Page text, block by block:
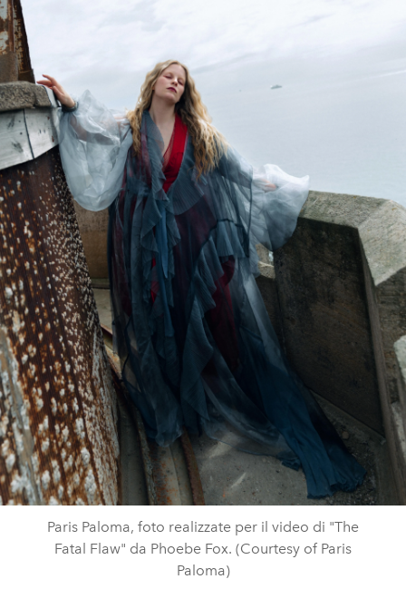
Paris Paloma, foto realizzate per il video di "The
Fatal Flaw" da Phoebe Fox. (Courtesy of Paris
Paloma)